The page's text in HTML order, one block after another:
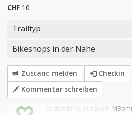
CHF 10
Trailtyp
Bikeshops in der Nähe
Zustand melden
Checkin
Kommentar schreiben
Zustandsmeldungvon